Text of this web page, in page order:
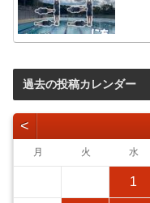
過去の投稿カレンダー
<
月 火 水
1